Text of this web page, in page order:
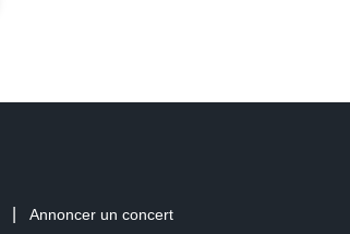
Annoncer un concert